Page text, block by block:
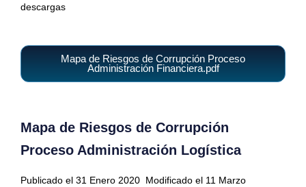
descargas
Mapa de Riesgos de Corrupción Proceso
Administración Financiera.pdf
Mapa de Riesgos de Corrupción
Proceso Administración Logística
Publicado el 31 Enero 2020 Modificado el 11 Marzo